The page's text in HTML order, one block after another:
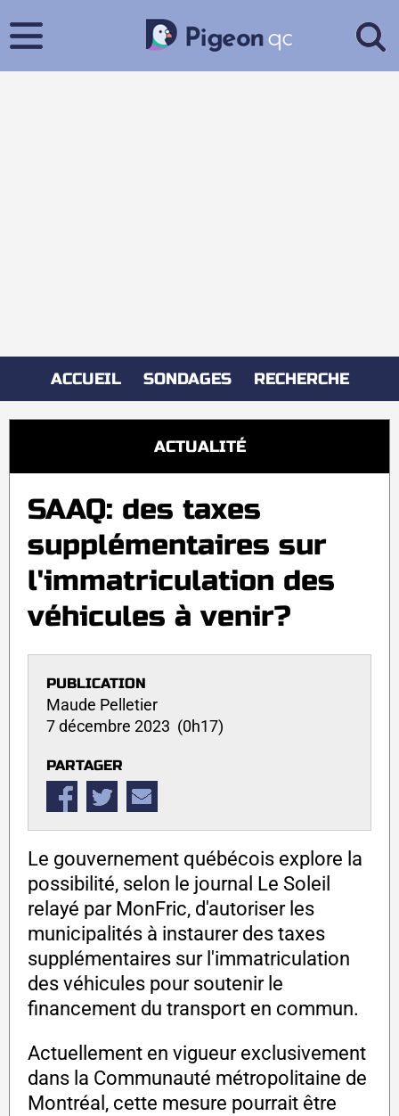
ACCUEIL SONDAGES RECHERCHE
ACTUALITÉ
SAAQ: des taxes
supplémentaires sur
l'immatriculation des
véhicules à venir?
PUBLICATION
Maude Pelletier
7 décembre 2023 (0h17)
PARTAGER
Le gouvernement québécois explore la
possibilité, selon le journal Le Soleil
relayé par MonFric, d'autoriser les
municipalités à instaurer des taxes
supplémentaires sur l'immatriculation
des véhicules pour soutenir le
financement du transport en commun.
Actuellement en vigueur exclusivement
dans la Communauté métropolitaine de
Montréal, cette mesure pourrait être